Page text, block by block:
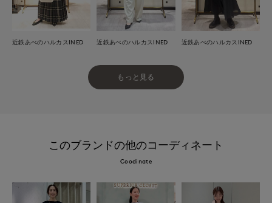
近鉄あべのハルカスINED 近鉄あべのハルカスINED 近鉄あべのハルカスINED
もっと見る
このブランドの他のコーディネート
Coodinate